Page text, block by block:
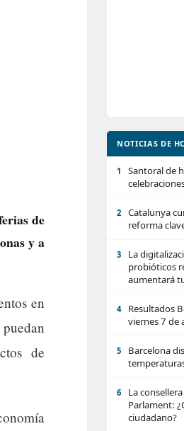
de
y a
en
de
NOTICIAS DE
1
Santoral de
2
Catalunya
reforma
3
La
probióticos
aumentará
4
Resultados
viernes 7 de
5
Barcelona
6
La
Parlament:
ciudadano?